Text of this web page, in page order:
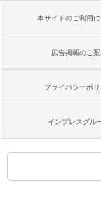
本サイトのご利用
広告掲載のご案
プライバシーポ
インプレスグル